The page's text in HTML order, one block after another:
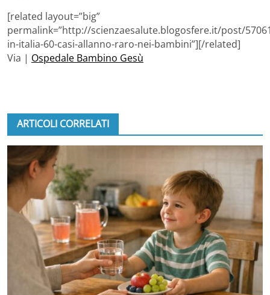
[related layout=”big”
permalink=”http://scienzaesalute.blogosfere.it/post/
in-italia-60-casi-allanno-raro-nei-bambini”][/related]
Via | Ospedale Bambino Gesù
ARTICOLI CORRELATI